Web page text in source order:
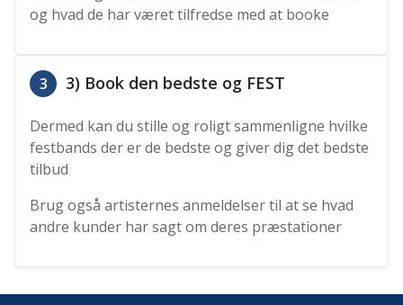
og hvad de har været tilfredse med at booke
3 3) Book den bedste og FEST
Dermed kan du stille og roligt sammenligne hvilke
festbands der er de bedste og giver dig det bedste
tilbud
Brug også artisternes anmeldelser til at se hvad
andre kunder har sagt om deres præstationer